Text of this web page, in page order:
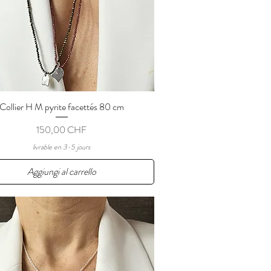
Vista rapida
Collier H M pyrite facettés 80 cm
Prezzo
150,00 CHF
livrable en 3-5 jours
Aggiungi al carrello